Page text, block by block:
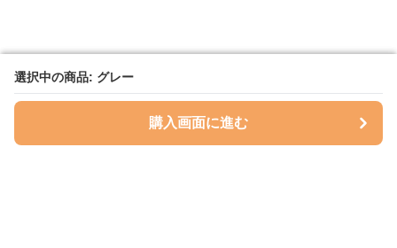
選択中の商品: グレー
購入画面に進む
選択中の商品: グレー
購入画面に進む